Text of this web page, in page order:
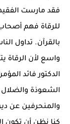
فقد مارست
للرقاة فهم
بالقرآن. تداول
واسع لأن الرقاة
الدكتور فائد
الشعوذة والضلال
والمنحرفين عن